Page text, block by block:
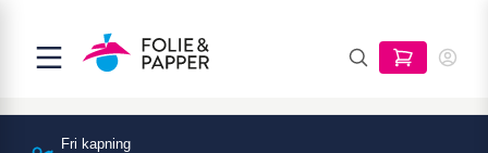
Fri kapning